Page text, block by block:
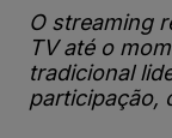
O streaming
TV até o
tradicional
participação,